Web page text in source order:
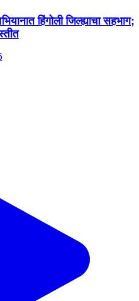
हिंगोली जिल्ह्याचा सहभाग;